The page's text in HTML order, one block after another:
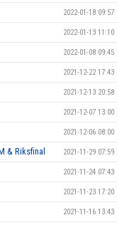
2022-01-18 09:57
2022-01-13 11:10
2022-01-08 09:45
2021-12-22 17:43
2021-12-13 20:58
2021-12-07 13:00
2021-12-06 08:00
& Riksfinal 2021-11-29 07:59
2021-11-24 07:43
2021-11-23 17:20
2021-11-16 13:43